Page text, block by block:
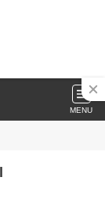
MENU